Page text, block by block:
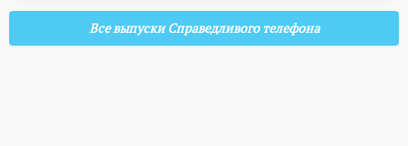
Все выпуски Справедливого телефона